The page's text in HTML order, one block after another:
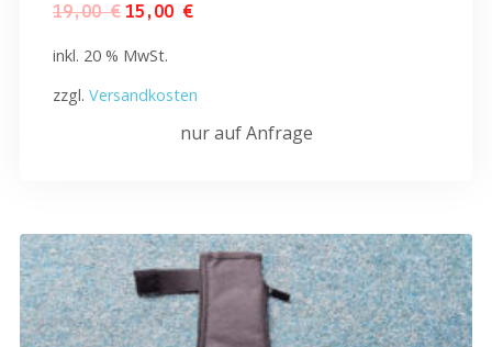
19,00€ 15,00 €
inkl. 20 % MwSt.
zzgl. Versandkosten
nur auf Anfrage